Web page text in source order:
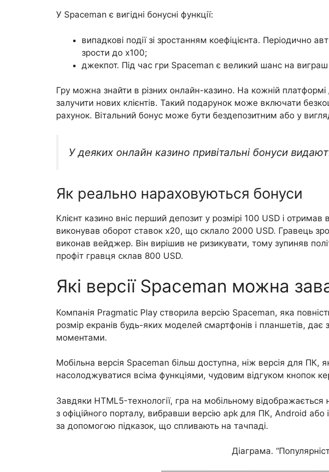
У Spaceman є вигідні бонусні функції:
випадкові події зі зростанням коефіцієнта. Періодично
зрости до х100;
джекпот. Під час гри Spaceman є великий шанс на
Гру можна знайти в різних онлайн-казино. На кожній платформі
залучити нових клієнтів. Такий подарунок може включати
рахунок. Вітальний бонус може бути бездепозитним або у
У деяких онлайн казино привітальні бонуси
Як реально нараховуються бонуси
Клієнт казино вніс перший депозит у розмірі 100 USD і
виконував оборот ставок х20, що склало 2000 USD. Гравець
виконав вейджер. Він вирішив не ризикувати, тому зупиняв
профіт гравця склав 800 USD.
Які версії Spaceman можна
Компанія Pragmatic Play створила версію Spaceman, яка
розмір екранів будь-яких моделей смартфонів і планшетів,
моментами.
Мобільна версія Spaceman більш доступна, ніж версія для ПК,
насолоджуватися всіма функціями, чудовим відгуком кнопок
Завдяки HTML5-технології, гра на мобільному
з офіційного порталу, вибравши версію apk для ПК, Android
за допомогою підказок, що спливають на тачпаді.
Діаграма.